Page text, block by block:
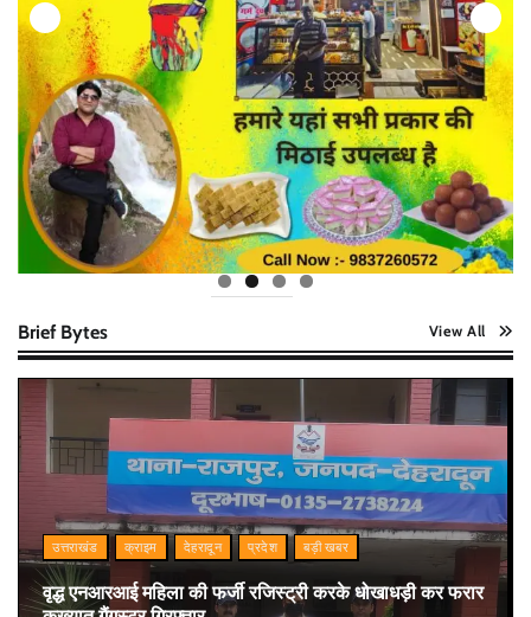
Brief Bytes View All
उत्तराखंड क्राइम देहरादून प्रदेश बड़ी खबर
वृद्ध एनआरआई महिला की फर्जी रजिस्ट्री करके धोखाधड़ी कर फरार